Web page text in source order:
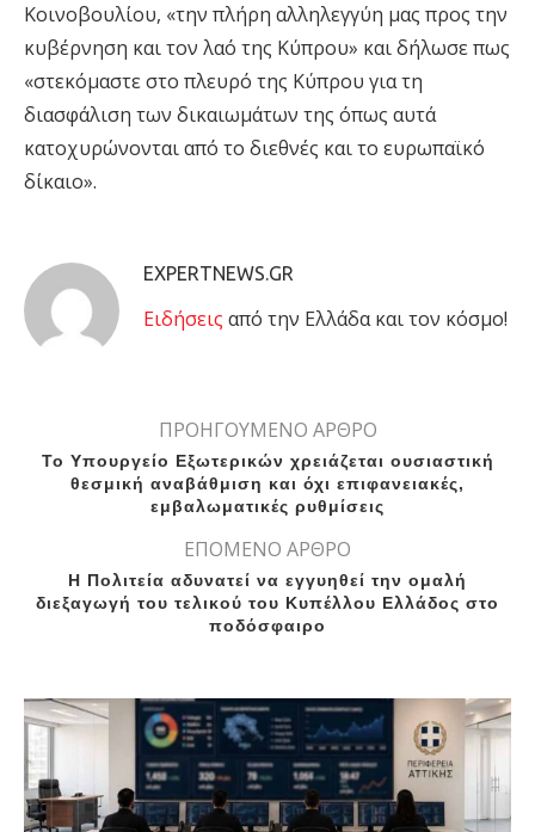
Κοινοβουλίου, «την πλήρη αλληλεγγύη μας προς την
κυβέρνηση και τον λαό της Κύπρου» και δήλωσε πως
«στεκόμαστε στο πλευρό της Κύπρου για τη
διασφάλιση των δικαιωμάτων της όπως αυτά
κατοχυρώνονται από το διεθνές και το ευρωπαϊκό
δίκαιο».
EXPERTNEWS.GR
Eιδήσεις από την Ελλάδα και τον κόσμο!
ΠΡΟΗΓΟΥΜΕΝΟ ΑΡΘΡΟ
Το Υπουργείο Εξωτερικών χρειάζεται ουσιαστική
θεσμική αναβάθμιση και όχι επιφανειακές,
εμβαλωματικές ρυθμίσεις
ΕΠΟΜΕΝΟ ΑΡΘΡΟ
Η Πολιτεία αδυνατεί να εγγυηθεί την ομαλή
διεξαγωγή του τελικού του Κυπέλλου Ελλάδος στο
ποδόσφαιρο